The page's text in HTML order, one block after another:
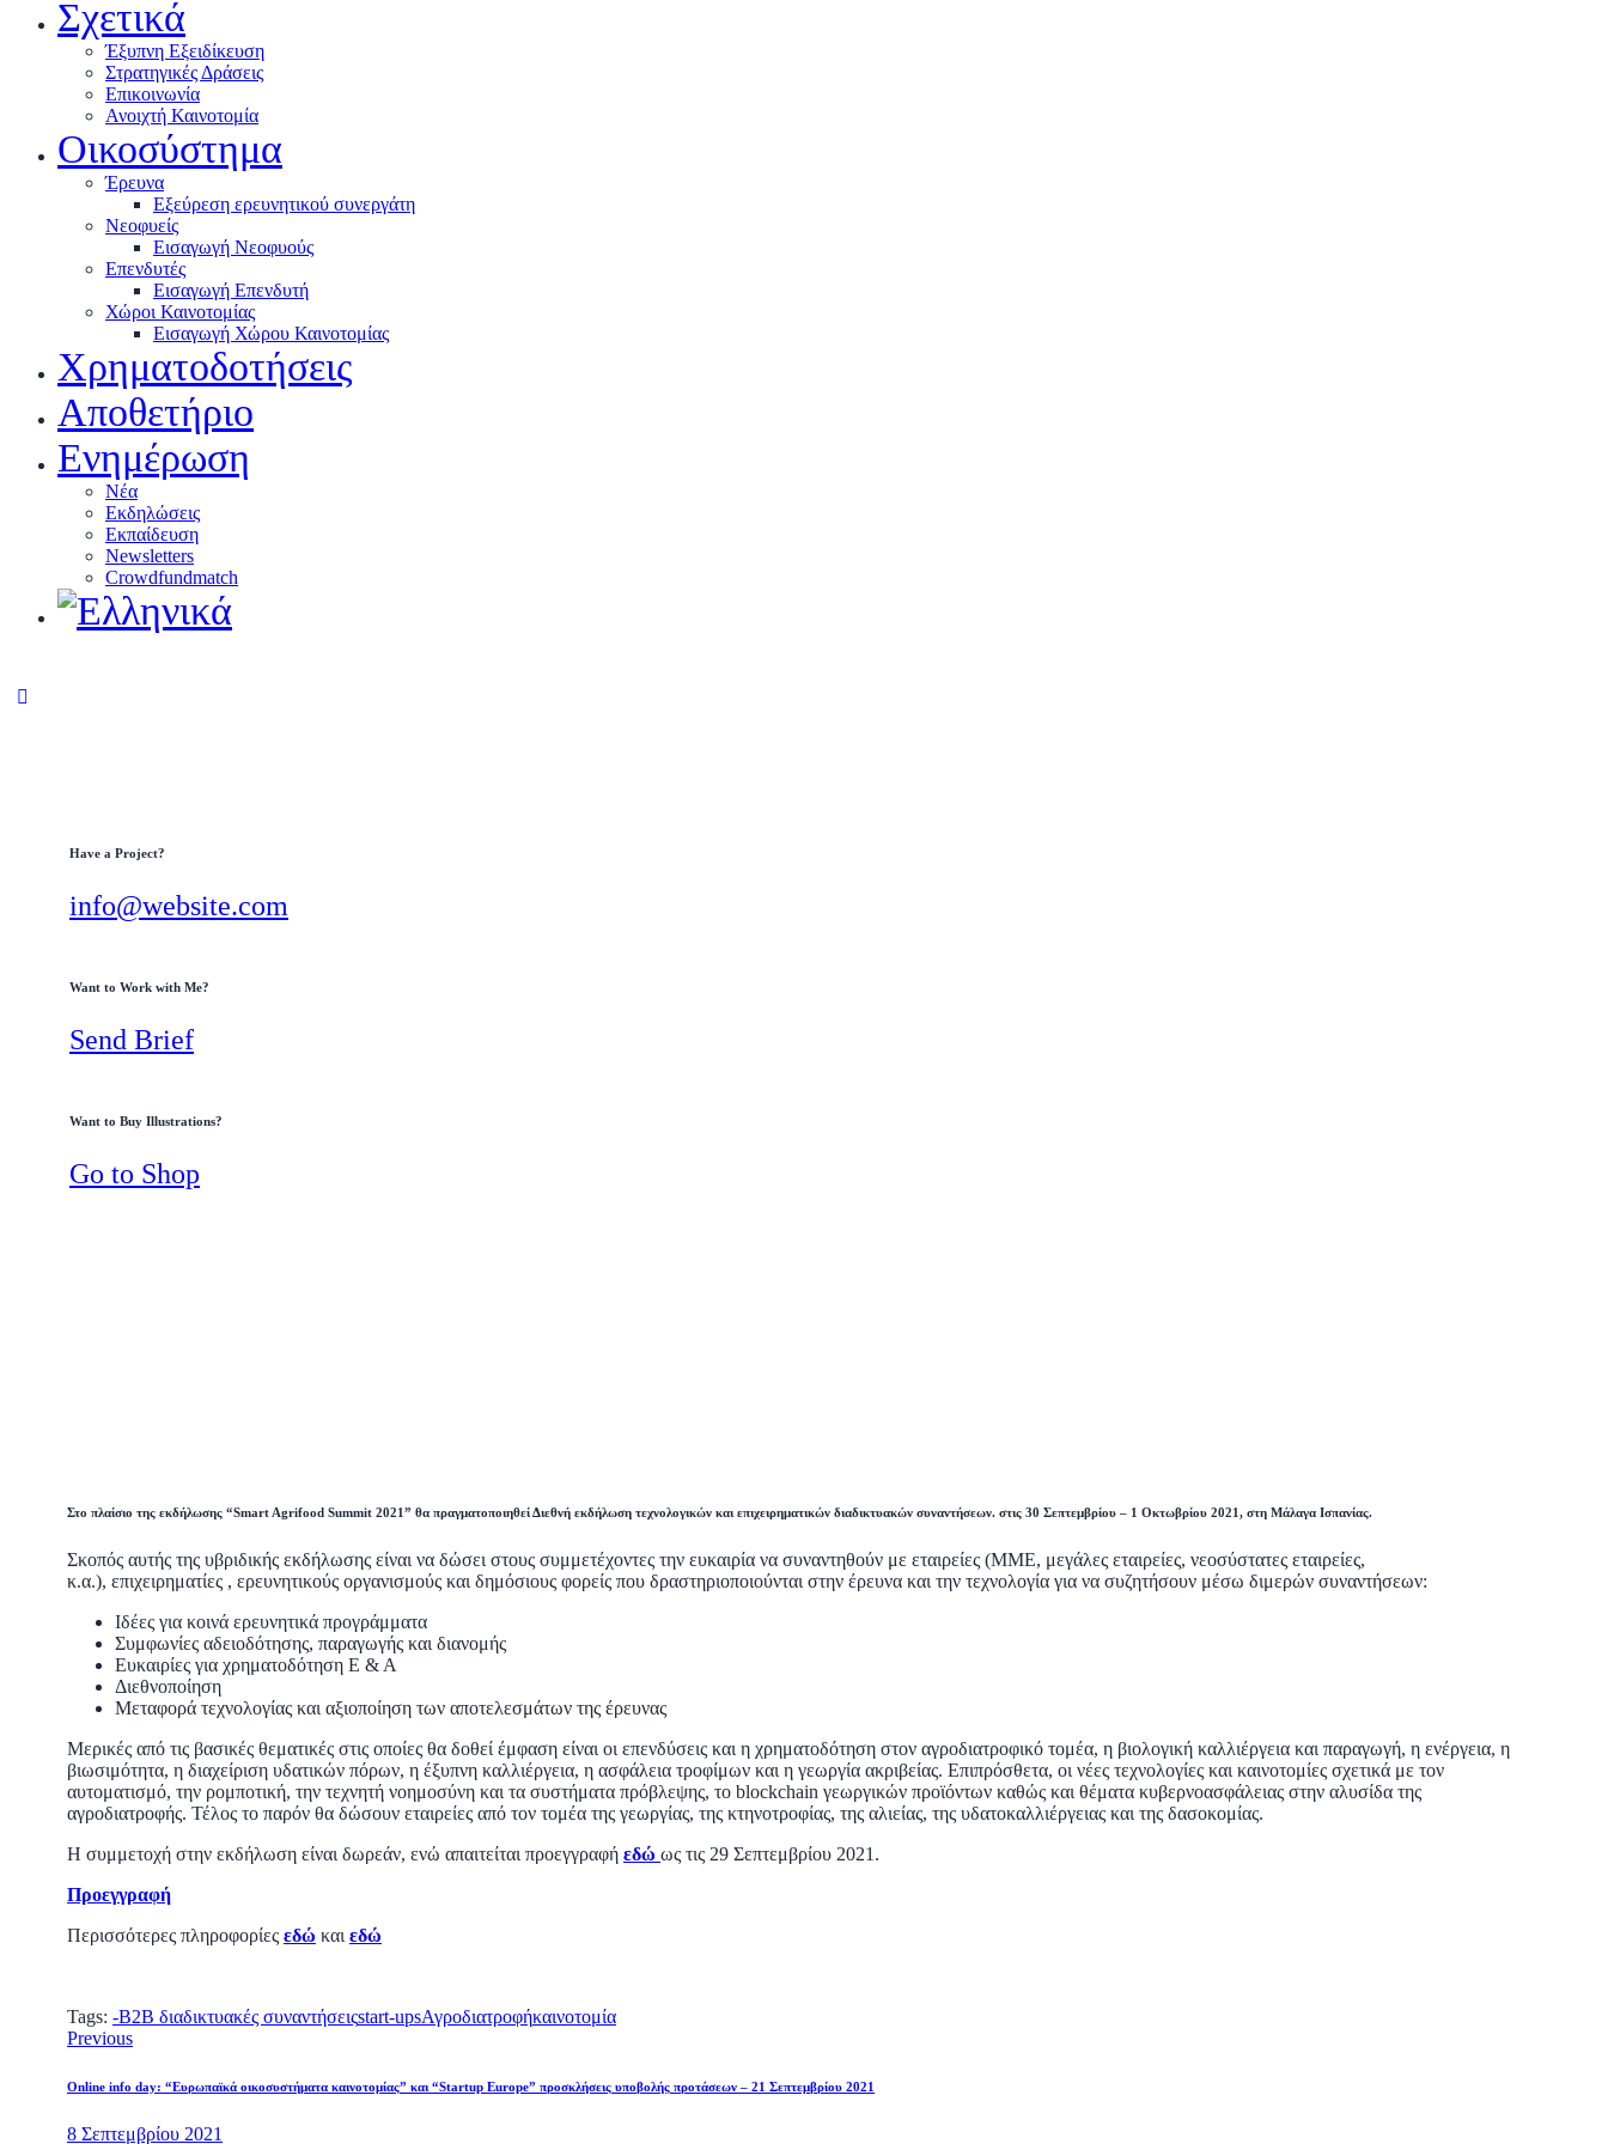
Σχετικά
Έξυπνη Εξειδίκευση
Στρατηγικές Δράσεις
Επικοινωνία
Ανοιχτή Καινοτομία
Οικοσύστημα
Έρευνα
Εξεύρεση ερευνητικού συνεργάτη
Νεοφυείς
Εισαγωγή Νεοφυούς
Επενδυτές
Εισαγωγή Επενδυτή
Χώροι Καινοτομίας
Εισαγωγή Χώρου Καινοτομίας
Χρηματοδοτήσεις
Αποθετήριο
Ενημέρωση
Νέα
Εκδηλώσεις
Εκπαίδευση
Newsletters
Crowdfundmatch
facebook-
linkedin
twitter-
Have a Project?
info@website.com
Want to Work with Me?
Send Brief
Want to Buy Illustrations?
Go to Shop
Στο πλαίσιο της εκδήλωσης “Smart Agrifood Summit 2021” θα πραγματοποιηθεί Διεθνή εκδήλωση τεχνολογικών και επιχειρηματικών διαδικτυακών συναντήσεων. στις 30 Σεπτεμβρίου – 1 Οκτωβρίου 2021, στη Μάλαγα Ισπανίας.
Σκοπός αυτής της υβριδικής εκδήλωσης είναι να δώσει στους συμμετέχοντες την ευκαιρία να συναντηθούν με εταιρείες (ΜΜΕ, μεγάλες εταιρείες, νεοσύστατες εταιρείες,
κ.α.), επιχειρηματίες , ερευνητικούς οργανισμούς και δημόσιους φορείς που δραστηριοποιούνται στην έρευνα και την τεχνολογία για να συζητήσουν μέσω διμερών συναντήσεων:
Ιδέες για κοινά ερευνητικά προγράμματα
Συμφωνίες αδειοδότησης, παραγωγής και διανομής
Ευκαιρίες για χρηματοδότηση Ε & Α
Διεθνοποίηση
Μεταφορά τεχνολογίας και αξιοποίηση των αποτελεσμάτων της έρευνας
Μερικές από τις βασικές θεματικές στις οποίες θα δοθεί έμφαση είναι οι επενδύσεις και η χρηματοδότηση στον αγροδιατροφικό τομέα, η βιολογική καλλιέργεια και παραγωγή, η ενέργεια, η
βιωσιμότητα, η διαχείριση υδατικών πόρων, η έξυπνη καλλιέργεια, η ασφάλεια τροφίμων και η γεωργία ακριβείας. Επιπρόσθετα, οι νέες τεχνολογίες και καινοτομίες σχετικά με τον
αυτοματισμό, την ρομποτική, την τεχνητή νοημοσύνη και τα συστήματα πρόβλεψης, το blockchain γεωργικών προϊόντων καθώς και θέματα κυβερνοασφάλειας στην αλυσίδα της
αγροδιατροφής. Τέλος το παρόν θα δώσουν εταιρείες από τον τομέα της γεωργίας, της κτηνοτροφίας, της αλιείας, της υδατοκαλλιέργειας και της δασοκομίας.
Η συμμετοχή στην εκδήλωση είναι δωρεάν, ενώ απαιτείται προεγγραφή εδώ ως τις 29 Σεπτεμβρίου 2021.
Προεγγραφή
Περισσότερες πληροφορίες εδώ και εδώ
Tags: -B2B διαδικτυακές συναντήσειςstart-upsΑγροδιατροφήκαινοτομία
Πλοήγηση
άρθρων
Previous
Online info day: “Ευρωπαϊκά οικοσυστήματα καινοτομίας” και “Startup Europe” προσκλήσεις υποβολής προτάσεων – 21 Σεπτεμβρίου 2021
8 Σεπτεμβρίου 2021